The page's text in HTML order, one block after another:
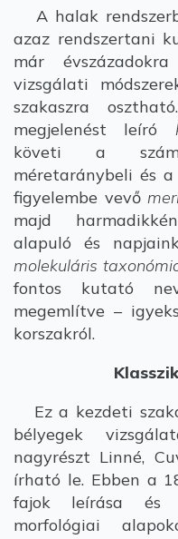
A halak
azaz rendszertani
már
vizsgálati
szakaszra
megjelenést leíró
követi a
méretaránybeli és
figyelembe vevő
majd
alapuló és
molekuláris
fontos kutató
megemlítve –
korszakról.
Ez a kezdeti
bélyegek
nagyrészt Linné,
írható le. Ebben a
fajok leírása és
morfológiai